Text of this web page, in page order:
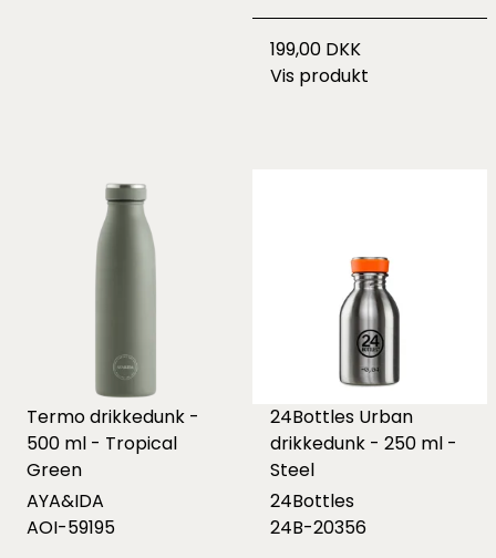
199,00 DKK
Vis produkt
Termo drikkedunk -
500 ml - Tropical
Green
AYA&IDA
AOI-59195
24Bottles Urban
drikkedunk - 250 ml -
Steel
24Bottles
24B-20356